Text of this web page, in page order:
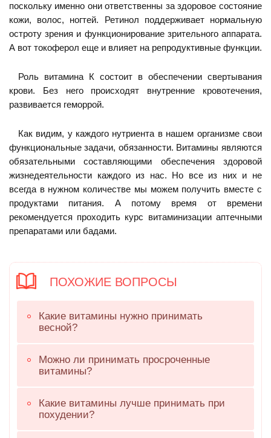
поскольку именно они ответственны за здоровое состояние
кожи, волос, ногтей. Ретинол поддерживает нормальную
остроту зрения и функционирование зрительного аппарата.
А вот токоферол еще и влияет на репродуктивные функции.
Роль витамина К состоит в обеспечении свертывания
крови. Без него происходят внутренние кровотечения,
развивается геморрой.
Как видим, у каждого нутриента в нашем организме свои
функциональные задачи, обязанности. Витамины являются
обязательными составляющими обеспечения здоровой
жизнедеятельности каждого из нас. Но все из них и не
всегда в нужном количестве мы можем получить вместе с
продуктами питания. А потому время от времени
рекомендуется проходить курс витаминизации аптечными
препаратами или бадами.
ПОХОЖИЕ ВОПРОСЫ
Какие витамины нужно принимать
весной?
Можно ли принимать просроченные
витамины?
Какие витамины лучше принимать при
похудении?